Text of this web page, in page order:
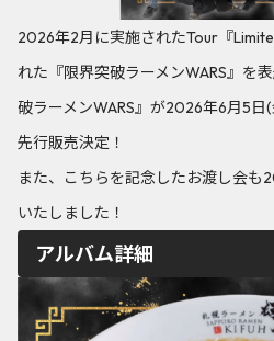
2026年2月に実施されたTour『
れた『限界突破ラーメンWARS』を
破ラーメンWARS』が2026年6月5日(
先行販売決定！
また、こちらを記念したお渡し会も
いたしました！
アルバム詳細